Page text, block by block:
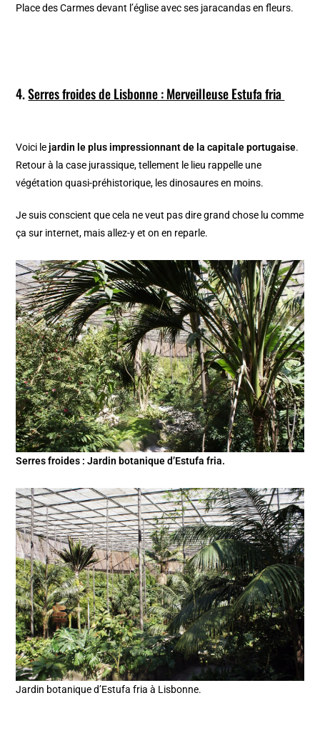
Place des Carmes devant l’église avec ses jaracandas en fleurs.
4.Serres froides de Lisbonne : Merveilleuse Estufa fria
Voici lejardin le plus impressionnant de la capitale portugaise.
Retour à la case jurassique, tellement le lieu rappelle une
végétation quasi-préhistorique, les dinosaures en moins.
Je suis conscient que cela ne veut pas dire grand chose lu comme
ça sur internet, mais allez-y et on en reparle.
Serres froides : Jardin botanique d’Estufa fria.
Jardin botanique d’Estufa fria à Lisbonne.